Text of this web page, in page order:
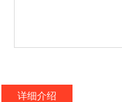
详细介绍